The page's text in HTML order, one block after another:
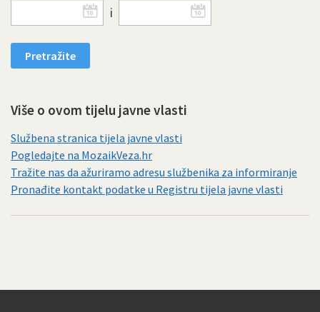
i
Više o ovom tijelu javne vlasti
Službena stranica tijela javne vlasti
Pogledajte na MozaikVeza.hr
Tražite nas da ažuriramo adresu službenika za informiranje
Pronađite kontakt podatke u Registru tijela javne vlasti